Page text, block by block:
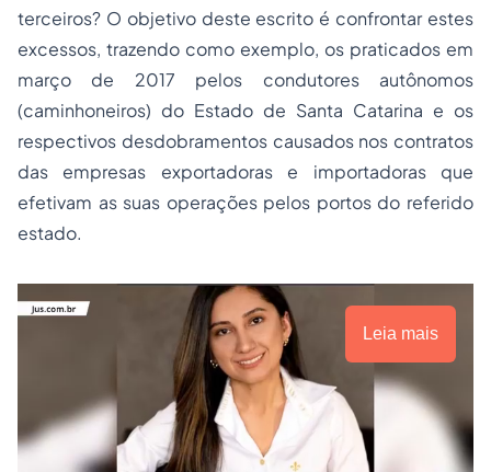
terceiros? O objetivo deste escrito é confrontar estes
excessos, trazendo como exemplo, os praticados em
março de 2017 pelos condutores autônomos
(caminhoneiros) do Estado de Santa Catarina e os
respectivos desdobramentos causados nos contratos
das empresas exportadoras e importadoras que
efetivam as suas operações pelos portos do referido
estado.
Leia mais